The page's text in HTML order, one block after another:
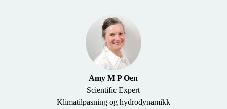
Amy M P Oen
Scientific Expert
Klimatilpasning og hydrodynamikk